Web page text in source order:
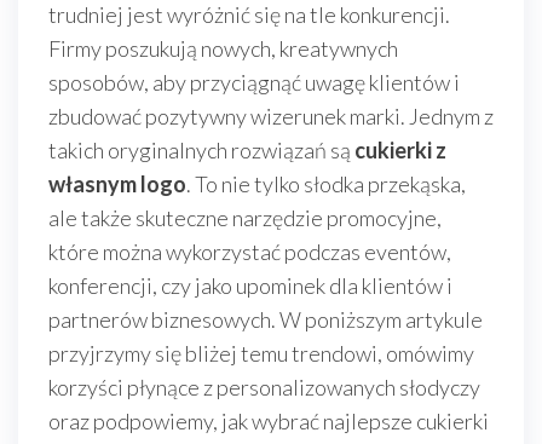
trudniej jest wyróżnić się na tle konkurencji.
Firmy poszukują nowych, kreatywnych
sposobów, aby przyciągnąć uwagę klientów i
zbudować pozytywny wizerunek marki. Jednym z
takich oryginalnych rozwiązań są cukierki z
własnym logo. To nie tylko słodka przekąska,
ale także skuteczne narzędzie promocyjne,
które można wykorzystać podczas eventów,
konferencji, czy jako upominek dla klientów i
partnerów biznesowych. W poniższym artykule
przyjrzymy się bliżej temu trendowi, omówimy
korzyści płynące z personalizowanych słodyczy
oraz podpowiemy, jak wybrać najlepsze cukierki